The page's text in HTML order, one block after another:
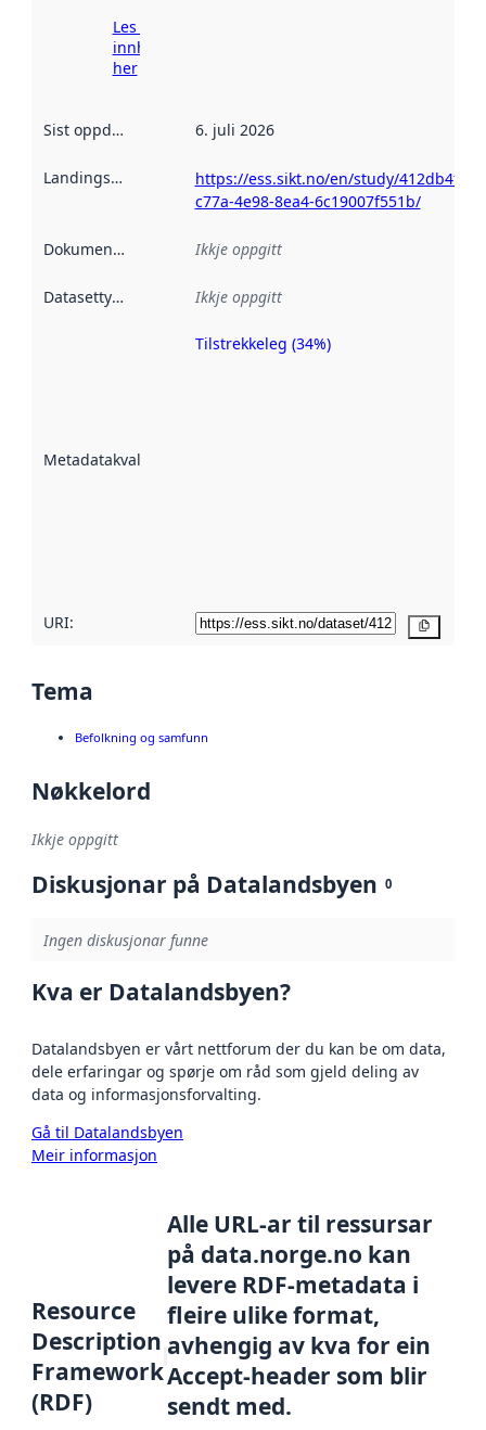
Les meir om
innhenting
her
Sist oppdatert 6. juli 2026
Landingsside
https://ess.sikt.no/en/study/412db4fe-
c77a-4e98-8ea4-6c19007f551b/
Dokumentasjon Ikkje oppgitt
Datasettype Ikkje oppgitt
Metadatakvalitet
Metadatakvalitet
Tilstrekkeleg (34%)
URI:
Tema
Befolkning og samfunn
Nøkkelord
Ikkje oppgitt
Diskusjonar på Datalandsbyen 0
Ingen diskusjonar funne
Kva er Datalandsbyen?
Datalandsbyen er vårt nettforum der du kan be om data,
dele erfaringar og spørje om råd som gjeld deling av
data og informasjonsforvalting.
Gå til Datalandsbyen
Meir informasjon
Resource
Description
Framework
(RDF)
Alle URL-ar til ressursar
på data.norge.no kan
levere RDF-metadata i
fleire ulike format,
avhengig av kva for ein
Accept-header som blir
sendt med.